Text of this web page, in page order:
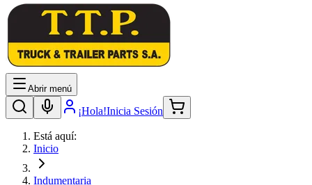
Abrir menú
¡Hola!Inicia Sesión
Está aquí:
Inicio
Indumentaria